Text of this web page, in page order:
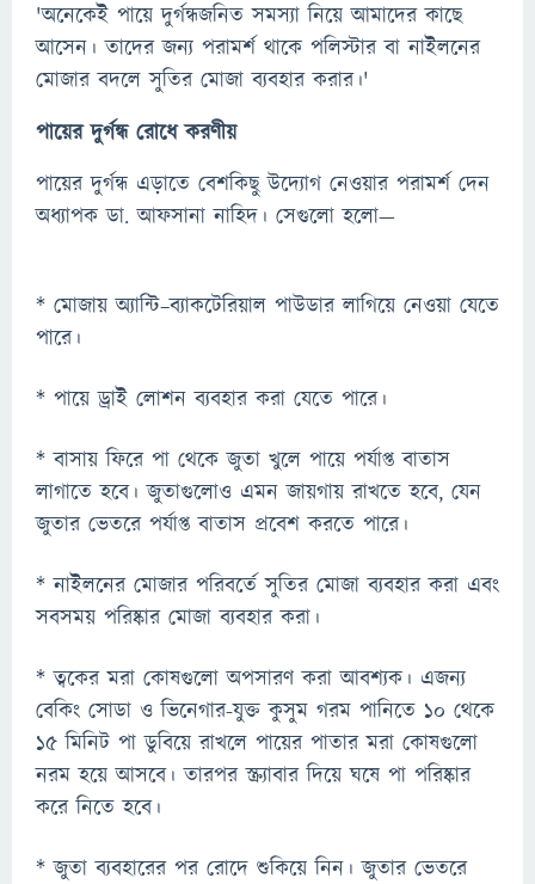
'অনেকেই পায়ে দুর্গন্ধজনিত সমস্যা নিয়ে আমাদের কাছে
আসেন। তাদের জন্য পরামর্শ থাকে পলিস্টার বা নাইলনের
মোজার বদলে সুতির মোজা ব্যবহার করার।'
পায়ের দুর্গন্ধ রোধে করণীয়
পায়ের দুর্গন্ধ এড়াতে বেশকিছু উদ্যোগ নেওয়ার পরামর্শ দেন
অধ্যাপক ডা. আফসানা নাহিদ। সেগুলো হলো—
* মোজায় অ্যান্টি–ব্যাকটেরিয়াল পাউডার লাগিয়ে নেওয়া যেতে
পারে।
* পায়ে ড্রাই লোশন ব্যবহার করা যেতে পারে।
* বাসায় ফিরে পা থেকে জুতা খুলে পায়ে পর্যাপ্ত বাতাস
লাগাতে হবে। জুতাগুলোও এমন জায়গায় রাখতে হবে, যেন
জুতার ভেতরে পর্যাপ্ত বাতাস প্রবেশ করতে পারে।
* নাইলনের মোজার পরিবর্তে সুতির মোজা ব্যবহার করা এবং
সবসময় পরিষ্কার মোজা ব্যবহার করা।
* ত্বকের মরা কোষগুলো অপসারণ করা আবশ্যক। এজন্য
বেকিং সোডা ও ভিনেগার-যুক্ত কুসুম গরম পানিতে ১০ থেকে
১৫ মিনিট পা ডুবিয়ে রাখলে পায়ের পাতার মরা কোষগুলো
নরম হয়ে আসবে। তারপর স্ক্র্যাবার দিয়ে ঘষে পা পরিষ্কার
করে নিতে হবে।
* জুতা ব্যবহারের পর রোদে শুকিয়ে নিন। জুতার ভেতরে